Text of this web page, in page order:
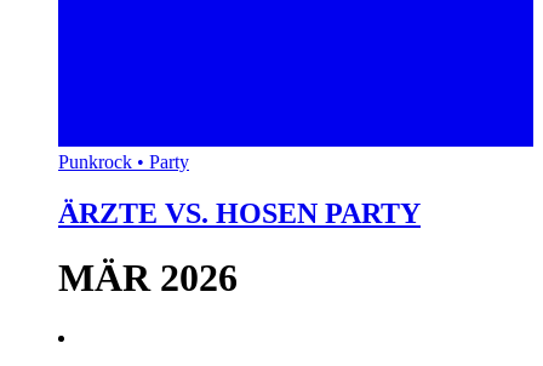
Punkrock • Party
ÄRZTE VS. HOSEN PARTY
MÄR 2026